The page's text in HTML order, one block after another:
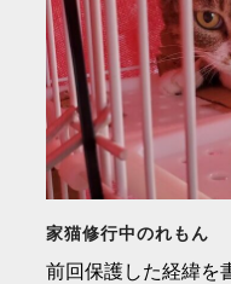
家猫修行中のれもん
前回保護した経緯を